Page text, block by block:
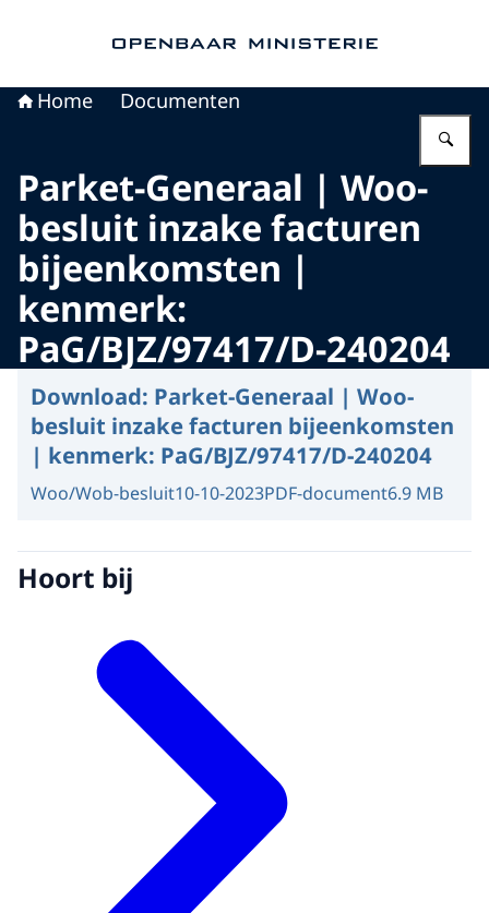
Home Documenten
Parket-Generaal | Woo-
besluit inzake facturen
bijeenkomsten |
kenmerk:
PaG/BJZ/97417/D-240204
Download: Parket-Generaal | Woo-
besluit inzake facturen bijeenkomsten
| kenmerk: PaG/BJZ/97417/D-240204
Woo/Wob-besluit10-10-2023PDF-document6.9 MB
Hoort bij